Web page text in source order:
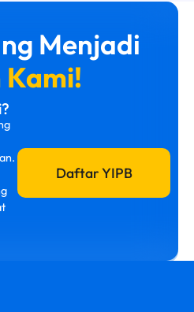
Menjadi
Kami!
Daftar YIPB